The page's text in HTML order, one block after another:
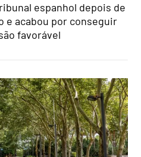
espanhol depois de
e acabou por conseguir
favorável